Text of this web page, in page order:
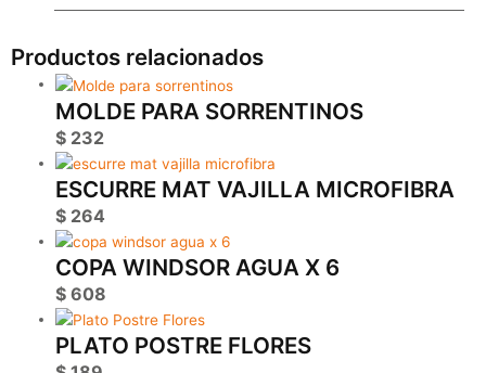
Productos relacionados
MOLDE PARA SORRENTINOS
$ 232
ESCURRE MAT VAJILLA MICROFIBRA
$ 264
COPA WINDSOR AGUA X 6
$ 608
PLATO POSTRE FLORES